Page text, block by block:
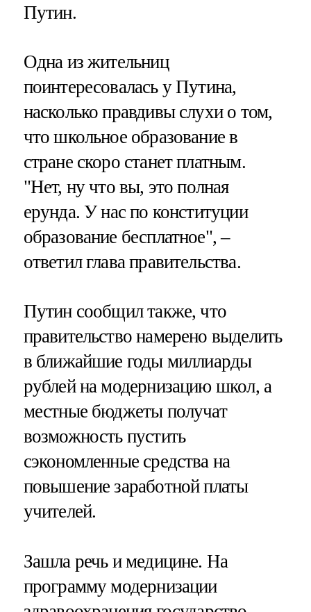
Путин.
Одна из жительниц
поинтересовалась у Путина,
насколько правдивы слухи о том,
что школьное образование в
стране скоро станет платным.
"Нет, ну что вы, это полная
ерунда. У нас по конституции
образование бесплатное", –
ответил глава правительства.
Путин сообщил также, что
правительство намерено выделить
в ближайшие годы миллиарды
рублей на модернизацию школ, а
местные бюджеты получат
возможность пустить
сэкономленные средства на
повышение заработной платы
учителей.
Зашла речь и медицине. На
программу модернизации